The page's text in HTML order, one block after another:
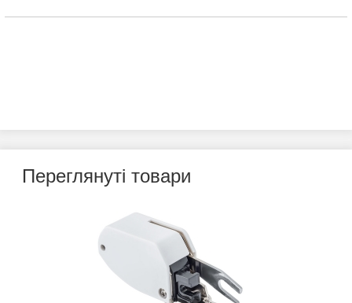
Переглянуті товари